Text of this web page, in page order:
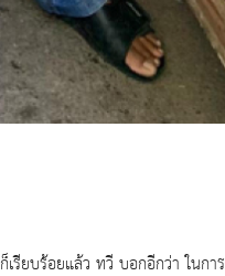
เรียบร้อยแล้ว ทวี บอกอีกว่า ในการ